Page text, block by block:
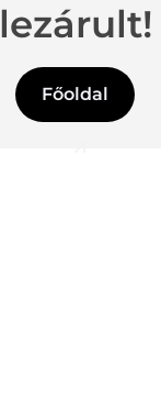
lezárult!
Főoldal